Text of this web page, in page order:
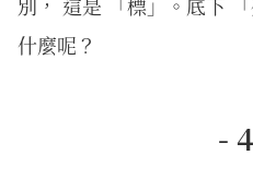
什麼呢？
-